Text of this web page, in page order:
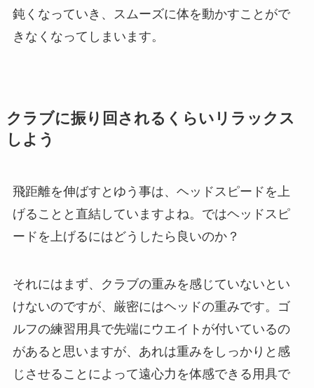
鈍くなっていき、スムーズに体を動かすことがで
きなくなってしまいます。
クラブに振り回されるくらいリラックス
しよう
飛距離を伸ばすとゆう事は、ヘッドスピードを上
げることと直結していますよね。ではヘッドスピ
ードを上げるにはどうしたら良いのか？
それにはまず、クラブの重みを感じていないとい
けないのですが、厳密にはヘッドの重みです。ゴ
ルフの練習用具で先端にウエイトが付いているの
があると思いますが、あれは重みをしっかりと感
じさせることによって遠心力を体感できる用具で